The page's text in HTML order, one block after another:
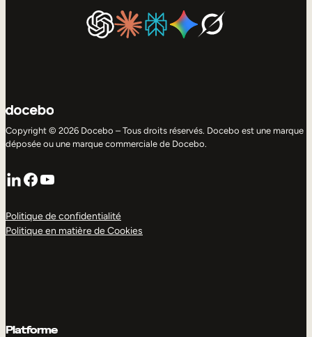
Copyright © 2026 Docebo – Tous droits réservés. Docebo est une marque
déposée ou une marque commerciale de Docebo.
LinkedIn
Facebook
YouTube
Politique de confidentialité
Politique en matière de Cookies
Platforme